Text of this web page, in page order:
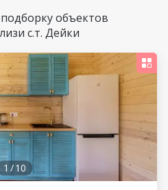
объектов
с.т. Дейки
1 /10